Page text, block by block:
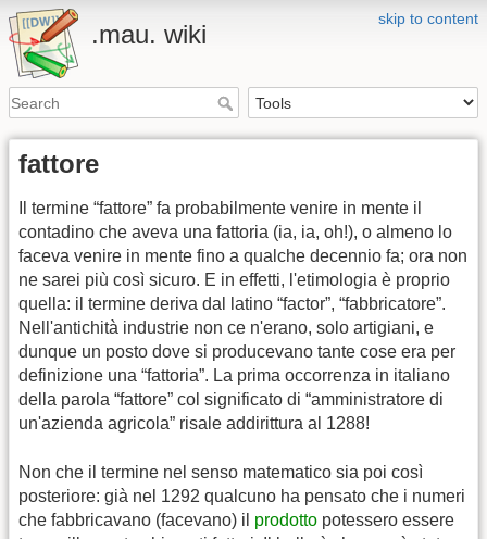
skip to content
.mau. wiki
fattore
Il termine “fattore” fa probabilmente venire in mente il
contadino che aveva una fattoria (ia, ia, oh!), o almeno lo
faceva venire in mente fino a qualche decennio fa; ora non
ne sarei più così sicuro. E in effetti, l'etimologia è proprio
quella: il termine deriva dal latino “factor”, “fabbricatore”.
Nell'antichità industrie non ce n'erano, solo artigiani, e
dunque un posto dove si producevano tante cose era per
definizione una “fattoria”. La prima occorrenza in italiano
della parola “fattore” col significato di “amministratore di
un'azienda agricola” risale addirittura al 1288!
Non che il termine nel senso matematico sia poi così
posteriore: già nel 1292 qualcuno ha pensato che i numeri
che fabbricavano (facevano) il prodotto potessero essere